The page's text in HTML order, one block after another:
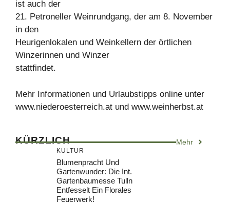
ist auch der
21. Petroneller Weinrundgang, der am 8. November
in den
Heurigenlokalen und Weinkellern der örtlichen
Winzerinnen und Winzer
stattfindet.
Mehr Informationen und Urlaubstipps online unter
www.niederoesterreich.at und www.weinherbst.at
KÜRZLICH Mehr
KULTUR
Blumenpracht Und
Gartenwunder: Die Int.
Gartenbaumesse Tulln
Entfesselt Ein Florales
Feuerwerk!